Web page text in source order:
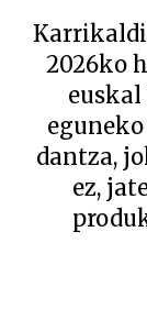
2026ko
dantza,
ez,